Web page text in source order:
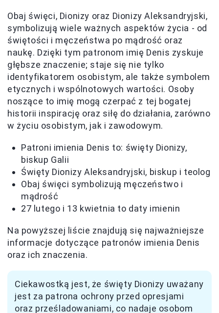
Obaj święci, Dionizy oraz Dionizy Aleksandryjski,
symbolizują wiele ważnych aspektów życia - od
świętości i męczeństwa po mądrość oraz
naukę. Dzięki tym patronom imię Denis zyskuje
głębsze znaczenie; staje się nie tylko
identyfikatorem osobistym, ale także symbolem
etycznych i wspólnotowych wartości. Osoby
noszące to imię mogą czerpać z tej bogatej
historii inspirację oraz siłę do działania, zarówno
w życiu osobistym, jak i zawodowym.
Patroni imienia Denis to: święty Dionizy,
biskup Galii
Święty Dionizy Aleksandryjski, biskup i teolog
Obaj święci symbolizują męczeństwo i
mądrość
27 lutego i 13 kwietnia to daty imienin
Na powyższej liście znajdują się najważniejsze
informacje dotyczące patronów imienia Denis
oraz ich znaczenia.
Ciekawostką jest, że święty Dionizy uważany
jest za patrona ochrony przed opresjami
oraz prześladowaniami, co nadaje osobom